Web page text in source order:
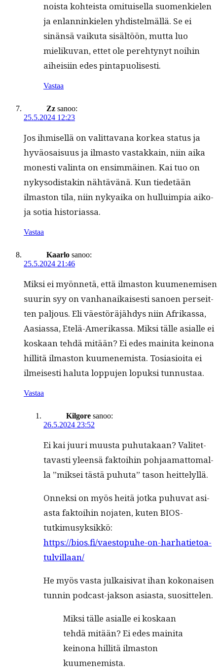
noista kohteista omi­tuisel­la suomenkie­len
ja enlan­ninkie­len yhdis­telmäl­lä. Se ei
sinän­sä vaiku­ta sisältöön, mut­ta luo
mieliku­van, ettet ole pere­htynyt noi­hin
aiheisi­in edes pintapuolisesti.
Vastaa
Zz sanoo:
25.5.2024 12:23
Jos ihmisel­lä on valit­ta­vana korkea sta­tus ja
hyväo­saisu­us ja ilmas­to vas­takkain, niin aika
mon­esti val­in­ta on ensim­mäi­nen. Kai tuo on
nykysodis­takin nähtävänä. Kun tiede­tään
ilmas­ton tila, niin nykyai­ka on hul­luimpia aiko­
ja sotia historiassa.
Vastaa
Kaarlo sanoo:
25.5.2024 21:46
Mik­si ei myön­netä, että ilmas­ton kuumen­e­misen
suurin syy on van­hanaikaises­ti sanoen per­seit­
ten paljous. Eli väestöräjähdys niin Afrikas­sa,
Aasi­as­sa, Etelä-Amerikas­sa. Mik­si tälle asialle ei
koskaan tehdä mitään? Ei edes maini­ta keinona
hillitä ilmas­ton kuumen­e­mista. Tosi­a­sioi­ta ei
ilmeis­es­ti halu­ta lop­pu­jen lopuk­si tunnustaa.
Vastaa
Kilgore sanoo:
26.5.2024 23:52
Ei kai juuri muus­ta puhutakaan? Valitet­
tavasti yleen­sä fak­toi­hin poh­jaa­mat­toma­l­
la ”mik­sei tästä puhuta” tason heittelyllä.
Onnek­si on myös heitä jot­ka puhu­vat asi­
as­ta fak­toi­hin nojat­en, kuten BIOS-
tutkimusyksikkö:
https://bios.fi/vaestopuhe-on-harhatietoa-
tulvillaan/
He myös vas­ta julka­isi­vat ihan kokon­aisen
tun­nin pod­cast-jak­son asi­as­ta, suosittelen.
Mik­si tälle asialle ei koskaan
tehdä mitään? Ei edes maini­ta
keinona hillitä ilmas­ton
kuumenemista.